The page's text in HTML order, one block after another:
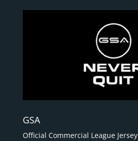
GSA
Official Commercial League Jersey